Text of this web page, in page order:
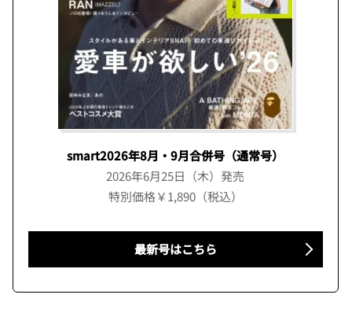
smart2026年8月・9月合併号（通常号）
2026年6月25日（木）発売
特別価格￥1,890（税込）
最新号はこちら